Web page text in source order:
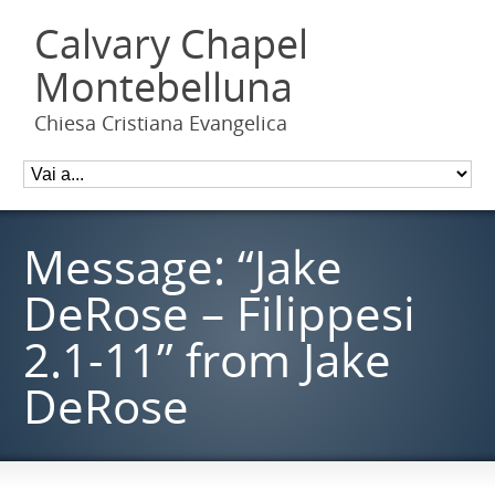
Calvary Chapel
Montebelluna
Chiesa Cristiana Evangelica
Message: “Jake
DeRose – Filippesi
2.1-11” from Jake
DeRose